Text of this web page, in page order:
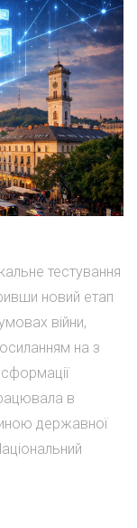
тестування
новий етап
війни,
на з
в
державної